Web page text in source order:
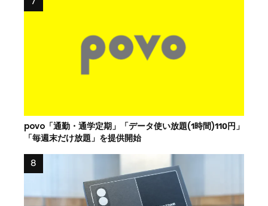
povo「通勤・通学定期」「データ使い放題(1時間)110円」
「毎週末だけ放題」を提供開始